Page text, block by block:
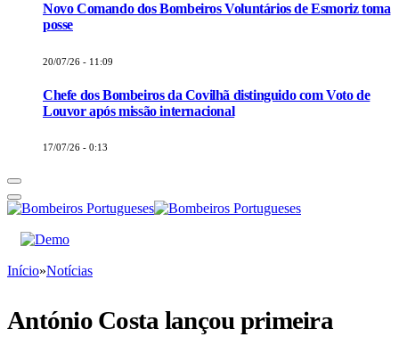
Novo Comando dos Bombeiros Voluntários de Esmoriz toma
posse
20/07/26 - 11:09
Chefe dos Bombeiros da Covilhã distinguido com Voto de
Louvor após missão internacional
17/07/26 - 0:13
Início»Notícias
António Costa lançou primeira